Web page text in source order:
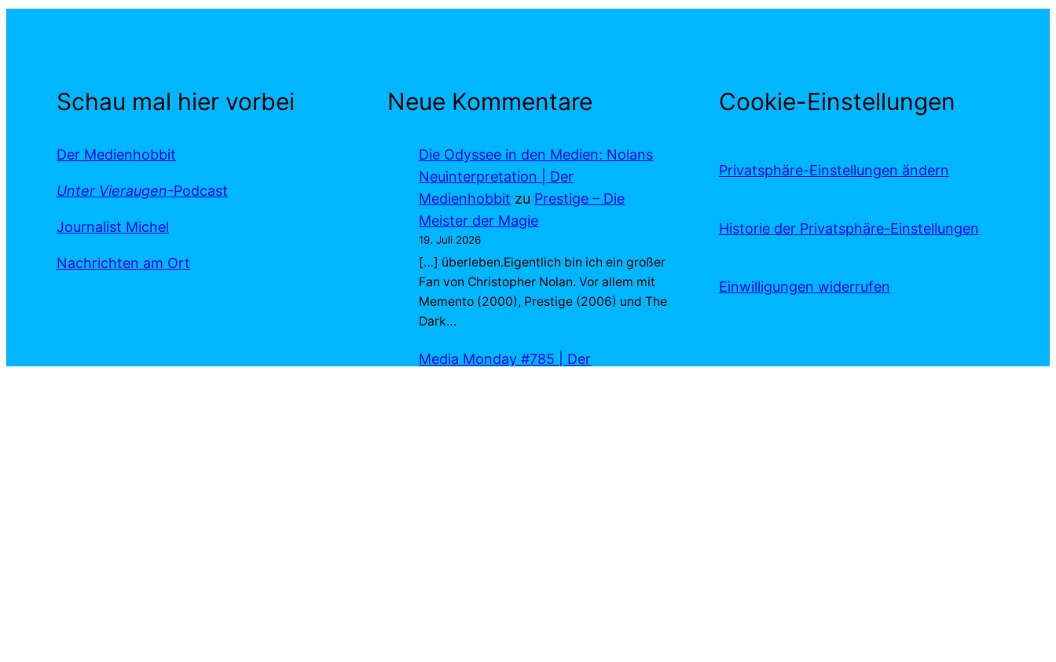
Schau mal hier vorbei
Der Medienhobbit
Unter Vieraugen-Podcast
Journalist Michel
Nachrichten am Ort
Neue Kommentare
Die Odyssee in den Medien: Nolans
Neuinterpretation | Der
Medienhobbit zu Prestige – Die
Meister der Magie
19. Juli 2026
[…] überleben.Eigentlich bin ich ein großer
Fan von Christopher Nolan. Vor allem mit
Memento (2000), Prestige (2006) und The
Dark…
Media Monday #785 | Der
Cookie-Einstellungen
Privatsphäre-Einstellungen ändern
Historie der Privatsphäre-Einstellungen
Einwilligungen widerrufen